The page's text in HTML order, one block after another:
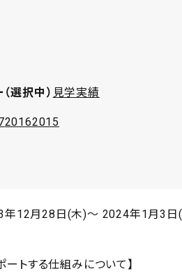
見学実績
20162015
年12月28日(木)～ 2024年1月3日(
トする仕組みについて】